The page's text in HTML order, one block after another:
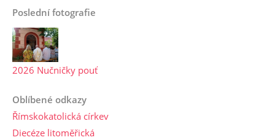
Poslední fotografie
2026 Nučničky pouť
Oblíbené odkazy
Římskokatolická církev
Diecéze litoměřická